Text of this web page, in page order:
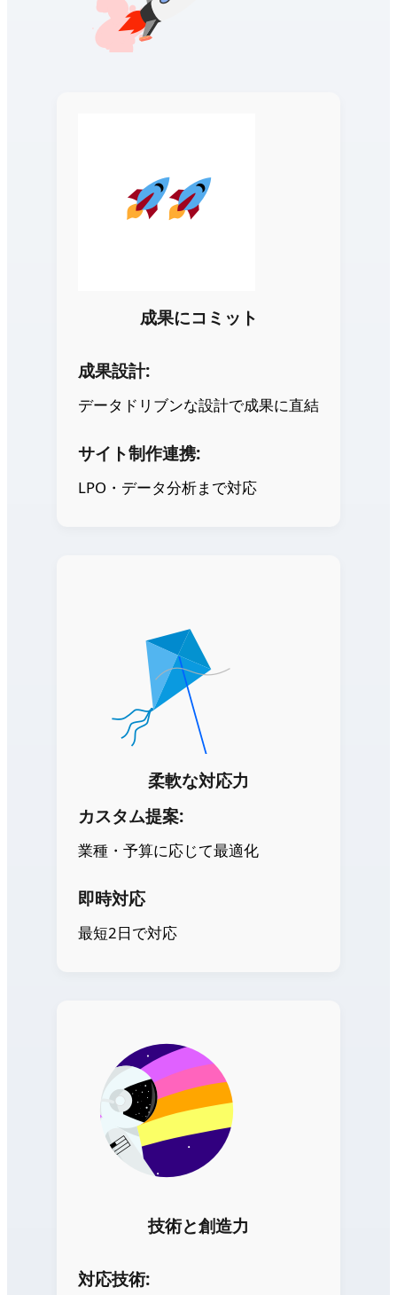
成果にコミット
成果設計:
データドリブンな設計で成果に直結
サイト制作連携:
LPO・データ分析まで対応
柔軟な対応力
カスタム提案:
業種・予算に応じて最適化
即時対応
最短2日で対応
技術と創造力
対応技術: